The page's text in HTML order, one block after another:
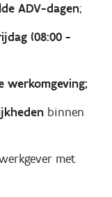
ADV-dagen;
(08:00 -
werkomgeving;
binnen
met